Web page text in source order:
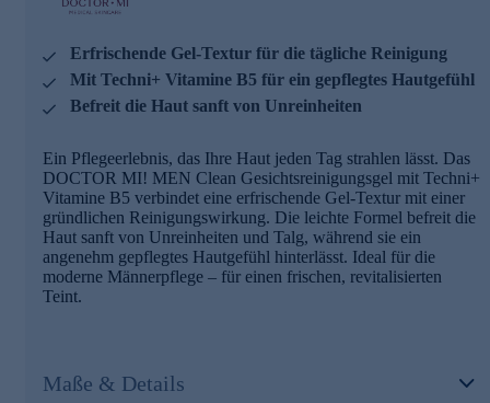
Erfrischende Gel-Textur für die tägliche Reinigung
Mit Techni+ Vitamine B5 für ein gepflegtes Hautgefühl
Befreit die Haut sanft von Unreinheiten
Ein Pflegeerlebnis, das Ihre Haut jeden Tag strahlen lässt. Das
DOCTOR MI! MEN Clean Gesichtsreinigungsgel mit Techni+
Vitamine B5 verbindet eine erfrischende Gel-Textur mit einer
gründlichen Reinigungswirkung. Die leichte Formel befreit die
Haut sanft von Unreinheiten und Talg, während sie ein
angenehm gepflegtes Hautgefühl hinterlässt. Ideal für die
moderne Männerpflege – für einen frischen, revitalisierten
Teint.
Maße & Details